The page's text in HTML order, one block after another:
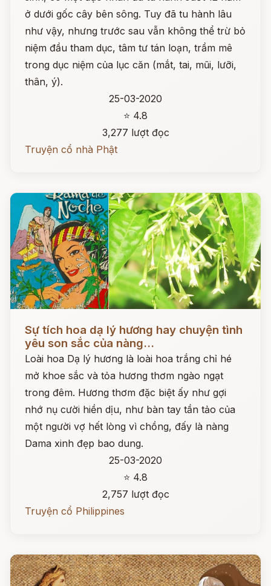
ở dưới gốc cây bên sông. Tuy đã tu hành lâu
như vậy, nhưng trước sau vẫn không thể trừ bỏ
niệm đầu tham dục, tâm tư tán loạn, trầm mê
trong dục niệm của lục căn (mắt, tai, mũi, lưỡi,
thân, ý).
25-03-2020
⭐ 4.8
3,277 lượt đọc
Truyện cổ nhà Phật
Sự tích hoa dạ lý hương hay chuyện tình
yêu son sắc của nàng...
Loài hoa Dạ lý hương là loài hoa trắng chỉ hé
mở khoe sắc và tỏa hương thơm ngào ngạt
trong đêm. Hương thơm đặc biệt ấy như gợi
nhớ nụ cười hiền dịu, như bàn tay tần tảo của
một người vợ hết lòng vì chồng, đấy là nàng
Dama xinh đẹp bao dung.
25-03-2020
⭐ 4.8
2,757 lượt đọc
Truyện cổ Philippines